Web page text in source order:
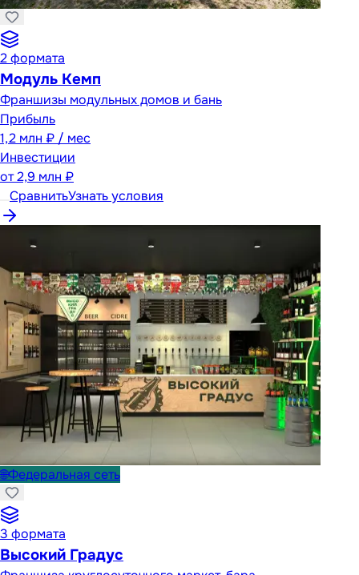
2формата
Модуль Кемп
Франшизы модульных домов и бань
Прибыль
1,2 млн ₽ / мес
Инвестиции
от2,9 млн ₽
СравнитьУзнать условия
🌐Федеральная сеть
3 формата
Высокий Градус